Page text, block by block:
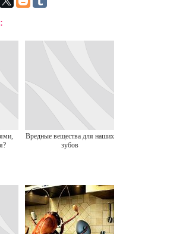
Вредные вещества для наших
зубов